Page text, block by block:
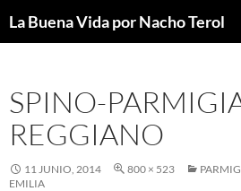
La Buena Vida por Nacho Terol
SPINO-
REGGIANO
11 JUNIO, 2014 800 × 523
EMILIA